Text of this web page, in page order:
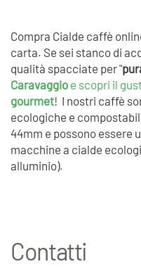
Compra Cialde caffè
carta. Se sei stanco di
qualità spacciate per "
Caravaggio e scopri il
gourmet! I nostri caffè
ecologiche e
44mm e possono essere
macchine a cialde
alluminio).
Contatti